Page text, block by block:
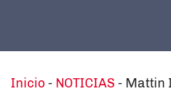
Inicio - NOTICIAS - Mattin